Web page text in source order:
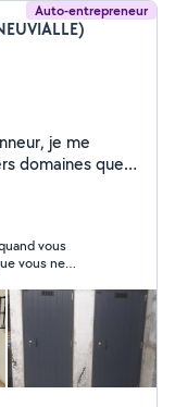
Auto-entrepreneur
je me
domaines que
parquet,
terrasse bois,
porte claquée
de
moteurs de
vous ne